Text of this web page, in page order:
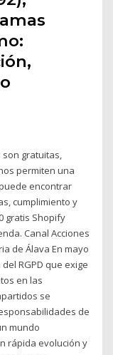
son gratuitas,
permiten una
encontrar
cumplimiento y
gratis Shopify
Canal Acciones
de Álava En mayo
RGPD que exige
en las
se
de
mundo
rápida evolución y